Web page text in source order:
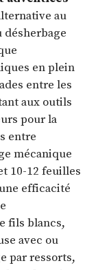
au
en plein
entre les
aux outils
pour la
entre
mécanique
10-12 feuilles
efficacité
fils blancs,
avec ou
par ressorts,